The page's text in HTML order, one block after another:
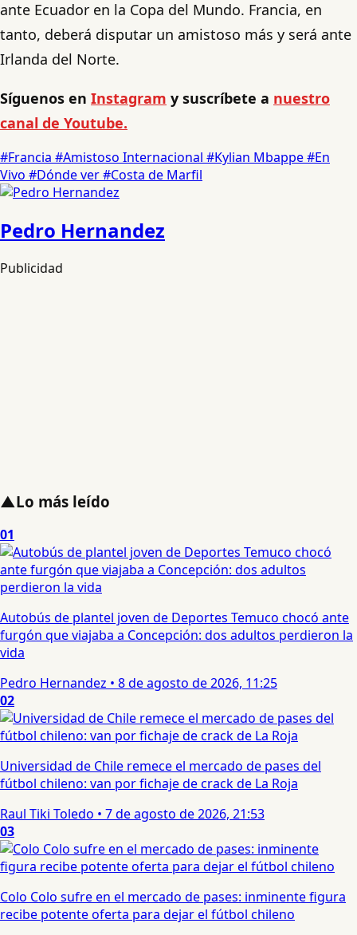
ante Ecuador en la Copa del Mundo. Francia, en
tanto, deberá disputar un amistoso más y será ante
Irlanda del Norte.
Síguenos en Instagram y suscríbete a nuestro
canal de Youtube.
#Francia #Amistoso Internacional #Kylian Mbappe#En
Vivo #Dónde ver#Costa de Marfil
Pedro Hernandez
Publicidad
▲Lo más leído
01
Autobús de plantel joven de Deportes Temuco chocó ante
furgón que viajaba a Concepción: dos adultos perdieron la
vida
Pedro Hernandez • 8 de agosto de 2026, 11:25
02
Universidad de Chile remece el mercado de pases del
fútbol chileno: van por fichaje de crack de La Roja
Raul Tiki Toledo • 7 de agosto de 2026, 21:53
03
Colo Colo sufre en el mercado de pases: inminente figura
recibe potente oferta para dejar el fútbol chileno